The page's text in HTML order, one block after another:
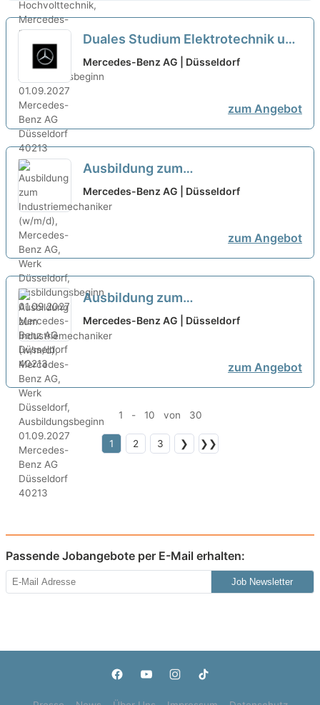
Duales Studium Elektrotechnik und
Informationstechnik/Automation
(B.Eng.) Campusmodell
Mercedes-Benz AG | Düsseldorf
zum Angebot
Ausbildung zum
Industriemechaniker (w/m/d),
Mercedes-Benz AG, Werk
Mercedes-Benz AG | Düsseldorf
zum Angebot
Ausbildung zum
Industriemechaniker (w/m/d),
Mercedes-Benz AG, Werk
Mercedes-Benz AG | Düsseldorf
zum Angebot
1 - 10 von 30
1 2 3 ❯ ❯❯
Passende Jobangebote per E-Mail erhalten:
Job Newsletter